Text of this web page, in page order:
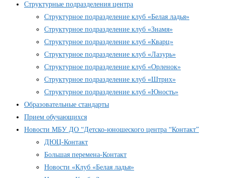
Структурные подразделения центра
Структурное подразделение клуб «Белая ладья»
Структурное подразделение клуб «Знамя»
Структурное подразделение клуб «Кварц»
Структурное подразделение клуб «Лазурь»
Структурное подразделение клуб «Орленок»
Структурное подразделение клуб «Штрих»
Структурное подразделение клуб «Юность»
Образовательные стандарты
Прием обучающихся
Новости МБУ ДО “Детско-юношеского центра “Контакт”
ДЮЦ-Контакт
Большая перемена-Контакт
Новости «Клуб «Белая ладья»